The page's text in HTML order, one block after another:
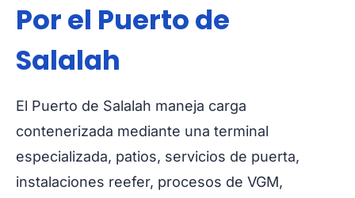
Por el Puerto de
Salalah
El Puerto de Salalah maneja carga
contenerizada mediante una terminal
especializada, patios, servicios de puerta,
instalaciones reefer, procesos de VGM,